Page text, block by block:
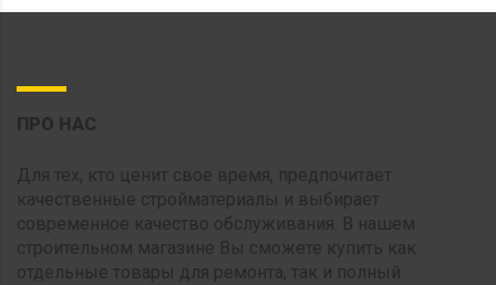
ПРО НАС
Для тех, кто ценит свое время, предпочитает
качественные стройматериалы и выбирает
современное качество обслуживания. В нашем
строительном магазине Вы сможете купить как
отдельные товары для ремонта, так и полный